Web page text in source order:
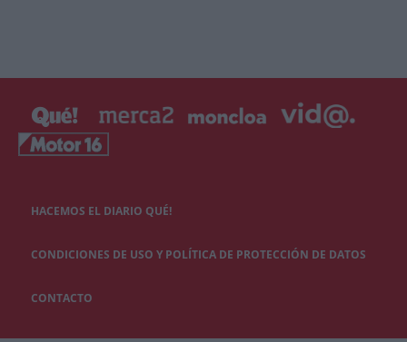
HACEMOS EL DIARIO QUÉ!
CONDICIONES DE USO Y POLÍTICA DE PROTECCIÓN DE DATOS
CONTACTO